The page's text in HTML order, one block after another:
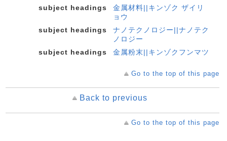
subject headings
金属材料||キンゾク ザイリ
ョウ
subject headings
ナノテクノロジー||ナノテク
ノロジー
subject headings
金属粉末||キンゾクフンマツ
Go to the top of this page
Back to previous
Go to the top of this page